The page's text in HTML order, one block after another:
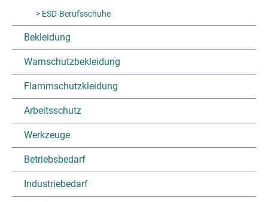
> ESD-Berufsschuhe
Bekleidung
Warnschutzbekleidung
Flammschutzkleidung
Arbeitsschutz
Werkzeuge
Betriebsbedarf
Industriebedarf